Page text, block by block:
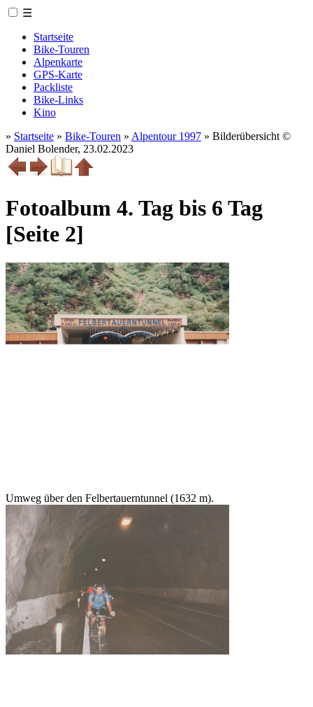
☰
Startseite
Bike-Touren
Alpenkarte
GPS-Karte
Packliste
Bike-Links
Kino
» Startseite » Bike-Touren » Alpentour 1997 » Bilderübersicht ©
Daniel Bolender, 23.02.2023
Fotoalbum 4. Tag bis 6 Tag
[Seite 2]
Umweg über den Felbertauerntunnel (1632 m).